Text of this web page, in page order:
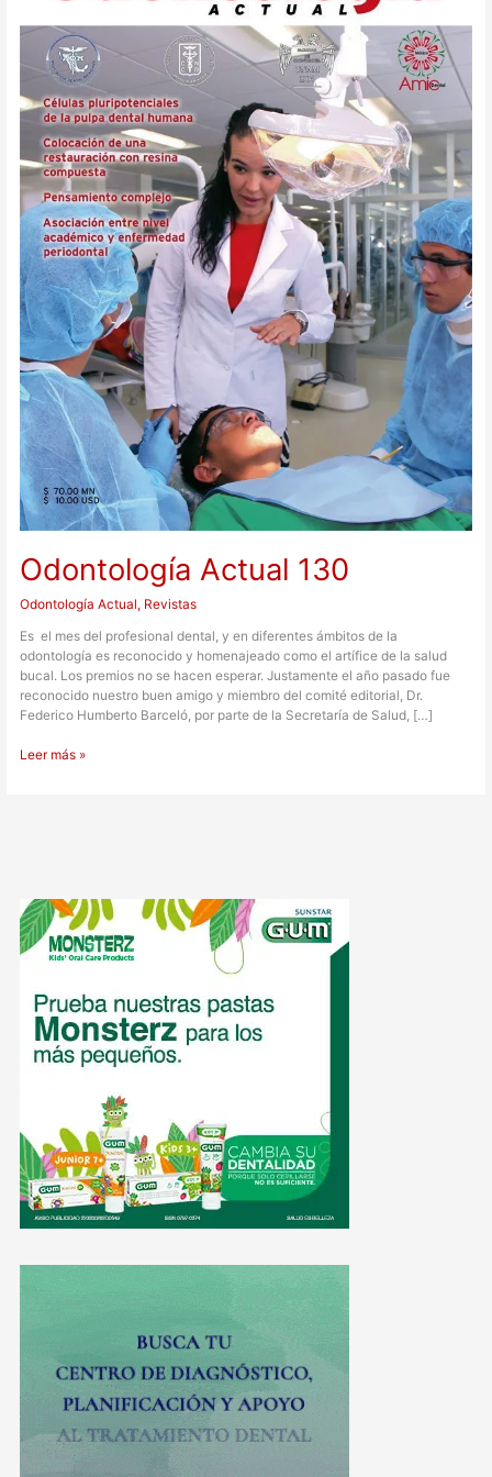
Odontología Actual 130
Odontología Actual, Revistas
Es el mes del profesional dental, y en diferentes ámbitos de la
odontología es reconocido y homenajeado como el artífice de la salud
bucal. Los premios no se hacen esperar. Justamente el año pasado fue
reconocido nuestro buen amigo y miembro del comité editorial, Dr.
Federico Humberto Barceló, por parte de la Secretaría de Salud, […]
Leer más »